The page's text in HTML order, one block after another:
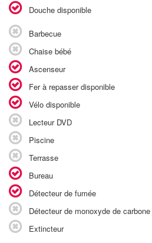
Douche disponible
Barbecue
Chaise bébé
Ascenseur
Fer à repasser disponible
Vélo disponible
Lecteur DVD
Piscine
Terrasse
Bureau
Détecteur de fumée
Détecteur de monoxyde de carbone
Extincteur